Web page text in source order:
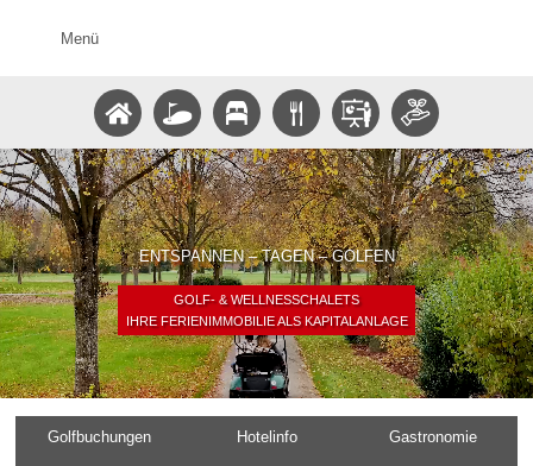
Menü
ENTSPANNEN – TAGEN – GOLFEN
GOLF- & WELLNESSCHALETS
IHRE FERIENIMMOBILIE ALS KAPITALANLAGE
Golfbuchungen Hotelinfo Gastronomie